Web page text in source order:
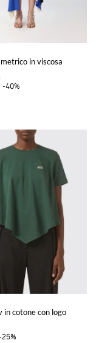
in viscosa
-40%
in cotone con logo
25%